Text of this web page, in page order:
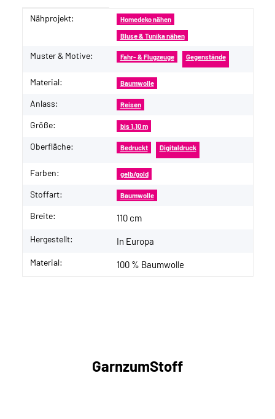
Produkteigenschaft
Wert
Nähprojekt: Homedeko nähen
Bluse & Tunika nähen
Muster & Motive: Fahr- & Flugzeuge Gegenstände
Material: Baumwolle
Anlass: Reisen
Größe: bis 1,10 m
Oberfläche: Bedruckt Digitaldruck
Farben: gelb/gold
Stoffart: Baumwolle
Breite: 110 cm
Hergestellt: In Europa
Material: 100 % Baumwolle
GarnzumStoff